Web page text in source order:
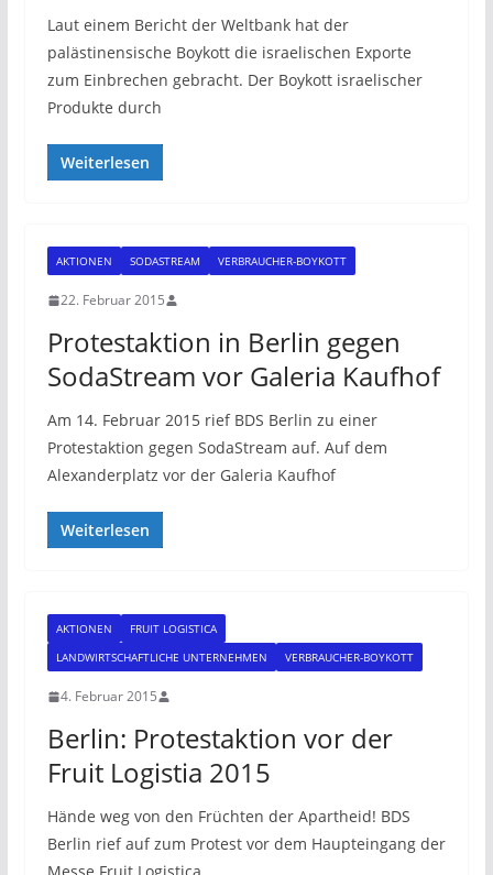
Laut einem Bericht der Weltbank hat der
palästinensische Boykott die israelischen Exporte
zum Einbrechen gebracht. Der Boykott israelischer
Produkte durch
Weiterlesen
AKTIONEN SODASTREAM VERBRAUCHER-BOYKOTT
22. Februar 2015
Protestaktion in Berlin gegen
SodaStream vor Galeria Kaufhof
Am 14. Februar 2015 rief BDS Berlin zu einer
Protestaktion gegen SodaStream auf. Auf dem
Alexanderplatz vor der Galeria Kaufhof
Weiterlesen
AKTIONEN
FRUIT LOGISTICA
LANDWIRTSCHAFTLICHE UNTERNEHMEN
VERBRAUCHER-BOYKOTT
4. Februar 2015
Berlin: Protestaktion vor der
Fruit Logistia 2015
Hände weg von den Früchten der Apartheid! BDS
Berlin rief auf zum Protest vor dem Haupteingang der